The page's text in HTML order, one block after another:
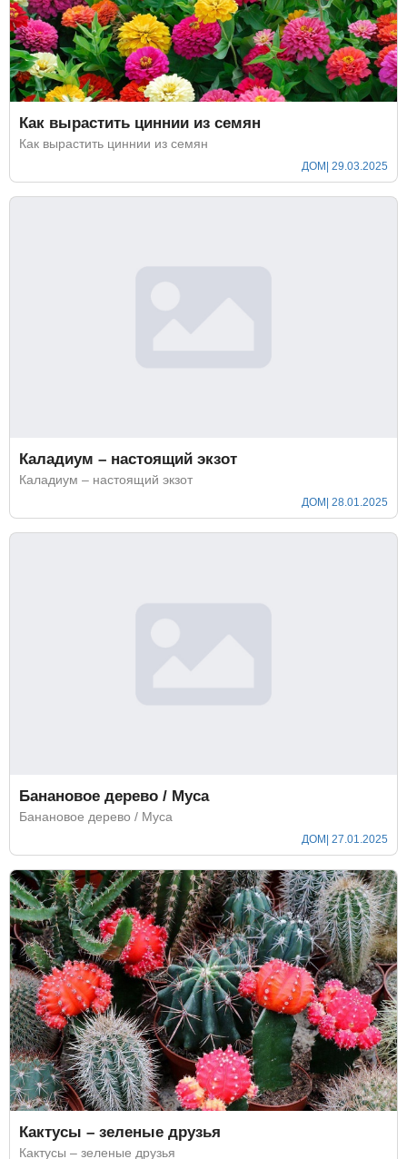
Как вырастить циннии из семян
Как вырастить циннии из семян
ДОМ| 29.03.2025
Каладиум – настоящий экзот
Каладиум – настоящий экзот
ДОМ | 28.01.2025
Банановое дерево / Муса
Банановое дерево / Муса
ДОМ| 27.01.2025
Кактусы – зеленые друзья
Кактусы – зеленые друзья